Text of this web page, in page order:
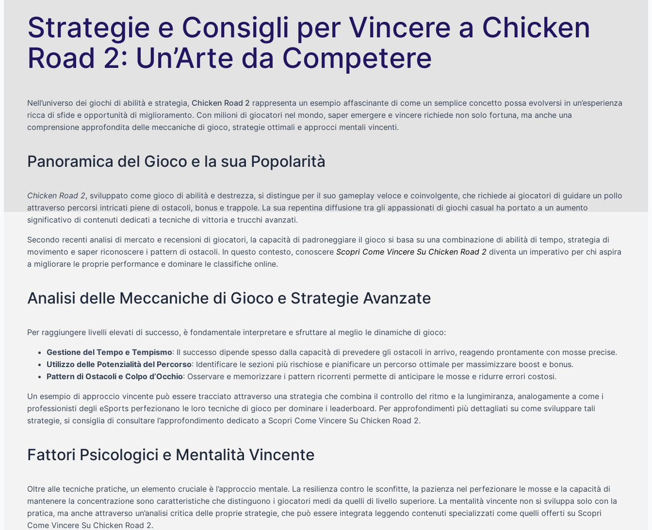
Strategie e Consigli per Vincere a Chicken
Road 2: Un’Arte da Competere
Nell’universo dei giochi di abilità e strategia, Chicken Road 2 rappresenta un esempio affascinante di come un semplice concetto possa evolversi in un’esperienza
ricca di sfide e opportunità di miglioramento. Con milioni di giocatori nel mondo, saper emergere e vincere richiede non solo fortuna, ma anche una
comprensione approfondita delle meccaniche di gioco, strategie ottimali e approcci mentali vincenti.
Panoramica del Gioco e la sua Popolarità
Chicken Road 2, sviluppato come gioco di abilità e destrezza, si distingue per il suo gameplay veloce e coinvolgente, che richiede ai giocatori di guidare un pollo
attraverso percorsi intricati piene di ostacoli, bonus e trappole. La sua repentina diffusione tra gli appassionati di giochi casual ha portato a un aumento
significativo di contenuti dedicati a tecniche di vittoria e trucchi avanzati.
Secondo recenti analisi di mercato e recensioni di giocatori, la capacità di padroneggiare il gioco si basa su una combinazione di abilità di tempo, strategia di
movimento e saper riconoscere i pattern di ostacoli. In questo contesto, conoscere Scopri Come Vincere Su Chicken Road 2 diventa un imperativo per chi aspira
a migliorare le proprie performance e dominare le classifiche online.
Analisi delle Meccaniche di Gioco e Strategie Avanzate
Per raggiungere livelli elevati di successo, è fondamentale interpretare e sfruttare al meglio le dinamiche di gioco:
Gestione del Tempo e Tempismo: Il successo dipende spesso dalla capacità di prevedere gli ostacoli in arrivo, reagendo prontamente con mosse precise.
Utilizzo delle Potenzialità del Percorso: Identificare le sezioni più rischiose e pianificare un percorso ottimale per massimizzare boost e bonus.
Pattern di Ostacoli e Colpo d’Occhio: Osservare e memorizzare i pattern ricorrenti permette di anticipare le mosse e ridurre errori costosi.
Un esempio di approccio vincente può essere tracciato attraverso una strategia che combina il controllo del ritmo e la lungimiranza, analogamente a come i
professionisti degli eSports perfezionano le loro tecniche di gioco per dominare i leaderboard. Per approfondimenti più dettagliati su come sviluppare tali
strategie, si consiglia di consultare l’approfondimento dedicato a Scopri Come Vincere Su Chicken Road 2.
Fattori Psicologici e Mentalità Vincente
Oltre alle tecniche pratiche, un elemento cruciale è l’approccio mentale. La resilienza contro le sconfitte, la pazienza nel perfezionare le mosse e la capacità di
mantenere la concentrazione sono caratteristiche che distinguono i giocatori medi da quelli di livello superiore. La mentalità vincente non si sviluppa solo con la
pratica, ma anche attraverso un’analisi critica delle proprie strategie, che può essere integrata leggendo contenuti specializzati come quelli offerti su Scopri
Come Vincere Su Chicken Road 2.